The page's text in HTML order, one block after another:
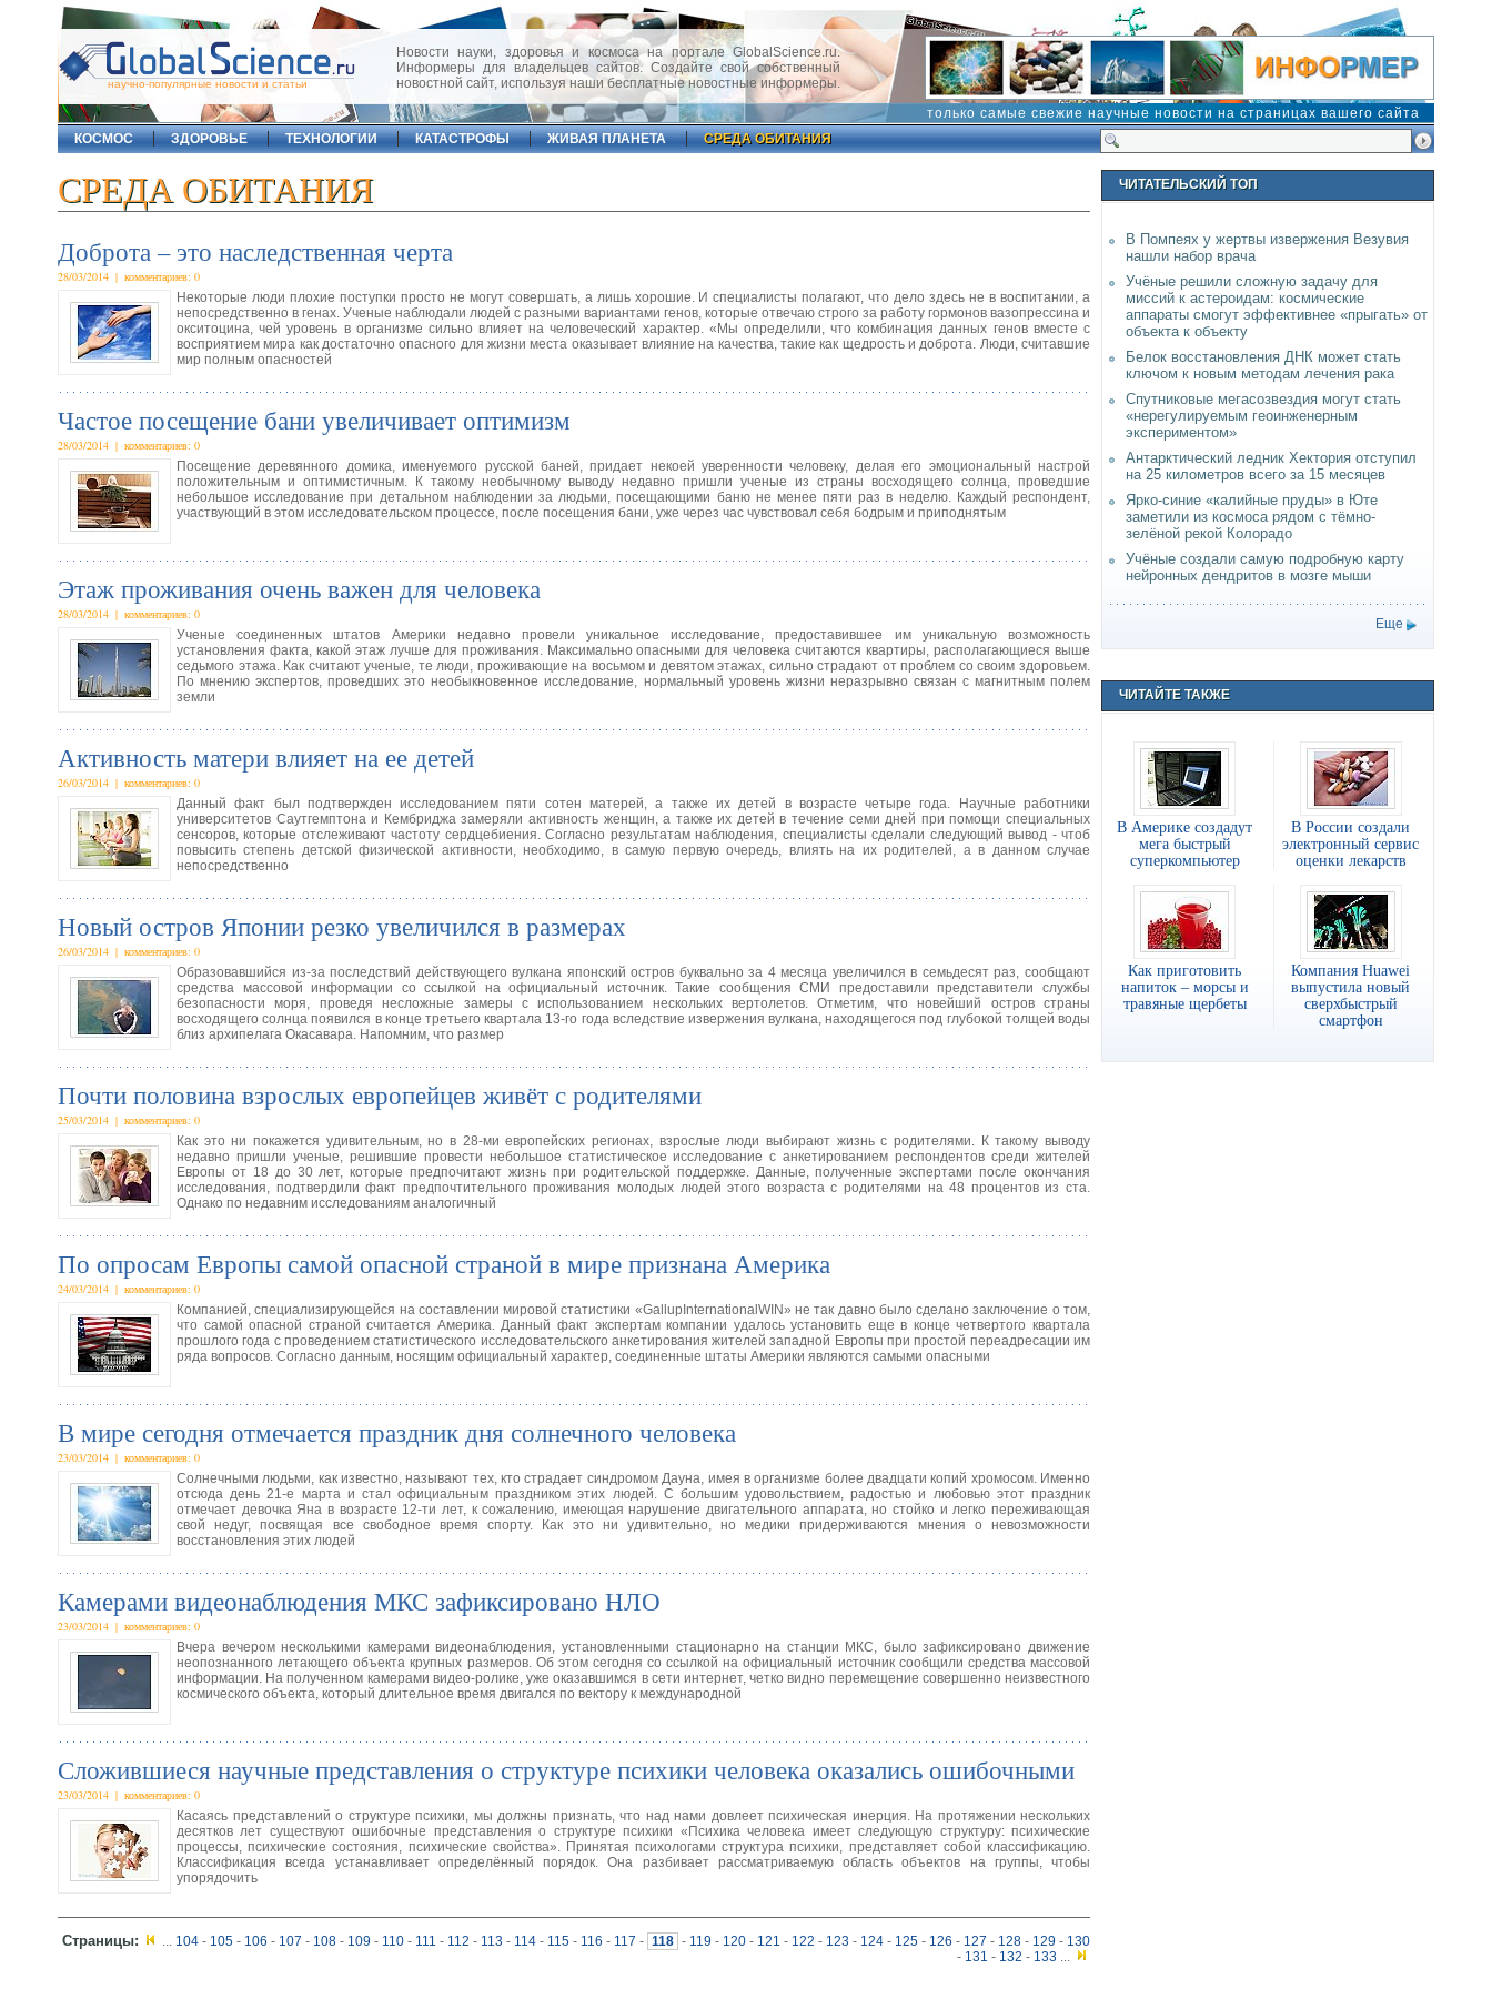
научно-популярные новости и статьи
Новости науки, здоровья и космоса на портале GlobalScience.ru.
Информеры для владельцев сайтов. Создайте свой собственный
новостной сайт, используя наши бесплатные новостные информеры.
только самые свежие научные новости на страницах вашего сайта
КОСМОС
ЗДОРОВЬЕ ТЕХНОЛОГИИ КАТАСТРОФЫ ЖИВАЯ ПЛАНЕТА СРЕДА ОБИТАНИЯ
СРЕДА ОБИТАНИЯ
Доброта – это наследственная черта
28/03/2014 | комментариев: 0
Некоторые люди плохие поступки просто не могут совершать, а лишь хорошие. И специалисты полагают, что дело здесь не в воспитании, а
непосредственно в генах. Ученые наблюдали людей с разными вариантами генов, которые отвечаю строго за работу гормонов вазопрессина и
окситоцина, чей уровень в организме сильно влияет на человеческий характер. «Мы определили, что комбинация данных генов вместе с
восприятием мира как достаточно опасного для жизни места оказывает влияние на качества, такие как щедрость и доброта. Люди, считавшие
мир полным опасностей
Частое посещение бани увеличивает оптимизм
28/03/2014 | комментариев: 0
Посещение деревянного домика, именуемого русской баней, придает некоей уверенности человеку, делая его эмоциональный настрой
положительным и оптимистичным. К такому необычному выводу недавно пришли ученые из страны восходящего солнца, проведшие
небольшое исследование при детальном наблюдении за людьми, посещающими баню не менее пяти раз в неделю. Каждый респондент,
участвующий в этом исследовательском процессе, после посещения бани, уже через час чувствовал себя бодрым и приподнятым
Этаж проживания очень важен для человека
28/03/2014 | комментариев: 0
Ученые соединенных штатов Америки недавно провели уникальное исследование, предоставившее им уникальную возможность
установления факта, какой этаж лучше для проживания. Максимально опасными для человека считаются квартиры, располагающиеся выше
седьмого этажа. Как считают ученые, те люди, проживающие на восьмом и девятом этажах, сильно страдают от проблем со своим здоровьем.
По мнению экспертов, проведших это необыкновенное исследование, нормальный уровень жизни неразрывно связан с магнитным полем
земли
Активность матери влияет на ее детей
26/03/2014 | комментариев: 0
Данный факт был подтвержден исследованием пяти сотен матерей, а также их детей в возрасте четыре года. Научные работники
университетов Саутгемптона и Кембриджа замеряли активность женщин, а также их детей в течение семи дней при помощи специальных
сенсоров, которые отслеживают частоту сердцебиения. Согласно результатам наблюдения, специалисты сделали следующий вывод - чтоб
повысить степень детской физической активности, необходимо, в самую первую очередь, влиять на их родителей, а в данном случае
непосредственно
Новый остров Японии резко увеличился в размерах
26/03/2014 | комментариев: 0
Образовавшийся из-за последствий действующего вулкана японский остров буквально за 4 месяца увеличился в семьдесят раз, сообщают
средства массовой информации со ссылкой на официальный источник. Такие сообщения СМИ предоставили представители службы
безопасности моря, проведя несложные замеры с использованием нескольких вертолетов. Отметим, что новейший остров страны
восходящего солнца появился в конце третьего квартала 13-го года вследствие извержения вулкана, находящегося под глубокой толщей воды
близ архипелага Окасавара. Напомним, что размер
Почти половина взрослых европейцев живёт с родителями
25/03/2014 | комментариев: 0
Как это ни покажется удивительным, но в 28-ми европейских регионах, взрослые люди выбирают жизнь с родителями. К такому выводу
недавно пришли ученые, решившие провести небольшое статистическое исследование с анкетированием респондентов среди жителей
Европы от 18 до 30 лет, которые предпочитают жизнь при родительской поддержке. Данные, полученные экспертами после окончания
исследования, подтвердили факт предпочтительного проживания молодых людей этого возраста с родителями на 48 процентов из ста.
Однако по недавним исследованиям аналогичный
По опросам Европы самой опасной страной в мире признана Америка
24/03/2014 | комментариев: 0
Компанией, специализирующейся на составлении мировой статистики «GallupInternationalWIN» не так давно было сделано заключение о том,
что самой опасной страной считается Америка. Данный факт экспертам компании удалось установить еще в конце четвертого квартала
прошлого года с проведением статистического исследовательского анкетирования жителей западной Европы при простой переадресации им
ряда вопросов. Согласно данным, носящим официальный характер, соединенные штаты Америки являются самыми опасными
В мире сегодня отмечается праздник дня солнечного человека
23/03/2014 | комментариев: 0
Солнечными людьми, как известно, называют тех, кто страдает синдромом Дауна, имея в организме более двадцати копий хромосом. Именно
отсюда день 21-е марта и стал официальным праздником этих людей. С большим удовольствием, радостью и любовью этот праздник
отмечает девочка Яна в возрасте 12-ти лет, к сожалению, имеющая нарушение двигательного аппарата, но стойко и легко переживающая
свой недуг, посвящая все свободное время спорту. Как это ни удивительно, но медики придерживаются мнения о невозможности
восстановления этих людей
Камерами видеонаблюдения МКС зафиксировано НЛО
23/03/2014 | комментариев: 0
Вчера вечером несколькими камерами видеонаблюдения, установленными стационарно на станции МКС, было зафиксировано движение
неопознанного летающего объекта крупных размеров. Об этом сегодня со ссылкой на официальный источник сообщили средства массовой
информации. На полученном камерами видео-ролике, уже оказавшимся в сети интернет, четко видно перемещение совершенно неизвестного
космического объекта, который длительное время двигался по вектору к международной
Сложившиеся научные представления о структуре психики человека оказались ошибочными
23/03/2014 | комментариев: 0
Касаясь представлений о структуре психики, мы должны признать, что над нами довлеет психическая инерция. На протяжении нескольких
десятков лет существуют ошибочные представления о структуре психики «Психика человека имеет следующую структуру: психические
процессы, психические состояния, психические свойства». Принятая психологами структура психики, представляет собой классификацию.
Классификация всегда устанавливает определённый порядок. Она разбивает рассматриваемую область объектов на группы, чтобы
упорядочить
Страницы: ... 104 - 105 - 106 - 107 - 108 - 109 - 110 - 111 - 112 - 113 - 114 - 115 - 116 - 117 - 118 - 119 - 120 - 121 - 122 - 123 - 124 - 125 - 126 - 127 - 128 - 129 - 130
- 131 - 132 - 133 ...
ЧИТАТЕЛЬСКИЙ ТОП
В Помпеях у жертвы извержения Везувия
нашли набор врача
Учёные решили сложную задачу для
миссий к астероидам: космические
аппараты смогут эффективнее «прыгать» от
объекта к объекту
Белок восстановления ДНК может стать
ключом к новым методам лечения рака
Спутниковые мегасозвездия могут стать
«нерегулируемым геоинженерным
экспериментом»
Антарктический ледник Хектория отступил
на 25 километров всего за 15 месяцев
Ярко-синие «калийные пруды» в Юте
заметили из космоса рядом с тёмно-
зелёной рекой Колорадо
Учёные создали самую подробную карту
нейронных дендритов в мозге мыши
Еще
ЧИТАЙТЕ ТАКЖЕ
В Америке создадут
мега быстрый
суперкомпьютер
В России создали
электронный сервис
оценки лекарств
Как приготовить
напиток – морсы и
травяные щербеты
Компания Huawei
выпустила новый
сверхбыстрый
смартфон